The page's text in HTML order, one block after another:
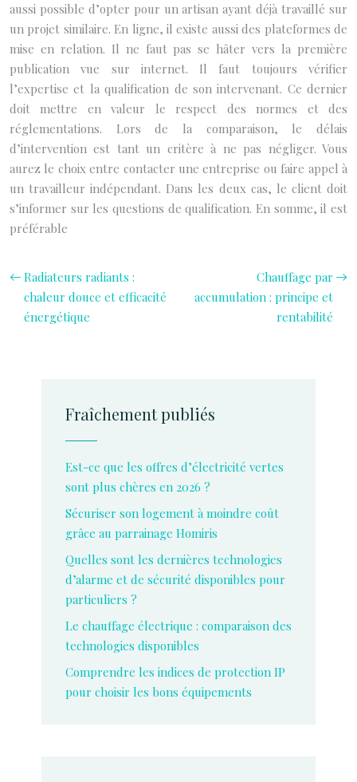
aussi possible d’opter pour un artisan ayant déjà travaillé sur
un projet similaire. En ligne, il existe aussi des plateformes de
mise en relation. Il ne faut pas se hâter vers la première
publication vue sur internet. Il faut toujours vérifier
l’expertise et la qualification de son intervenant. Ce dernier
doit mettre en valeur le respect des normes et des
réglementations. Lors de la comparaison, le délais
d’intervention est tant un critère à ne pas négliger. Vous
aurez le choix entre contacter une entreprise ou faire appel à
un travailleur indépendant. Dans les deux cas, le client doit
s’informer sur les questions de qualification. En somme, il est
préférable
Radiateurs radiants :
chaleur douce et efficacité
énergétique
Chauffage par
accumulation : principe et
rentabilité
Fraîchement publiés
Est-ce que les offres d’électricité vertes
sont plus chères en 2026 ?
Sécuriser son logement à moindre coût
grâce au parrainage Homiris
Quelles sont les dernières technologies
d’alarme et de sécurité disponibles pour
particuliers ?
Le chauffage électrique : comparaison des
technologies disponibles
Comprendre les indices de protection IP
pour choisir les bons équipements